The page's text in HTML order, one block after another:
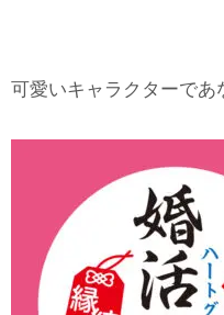
可愛いキャラクターで